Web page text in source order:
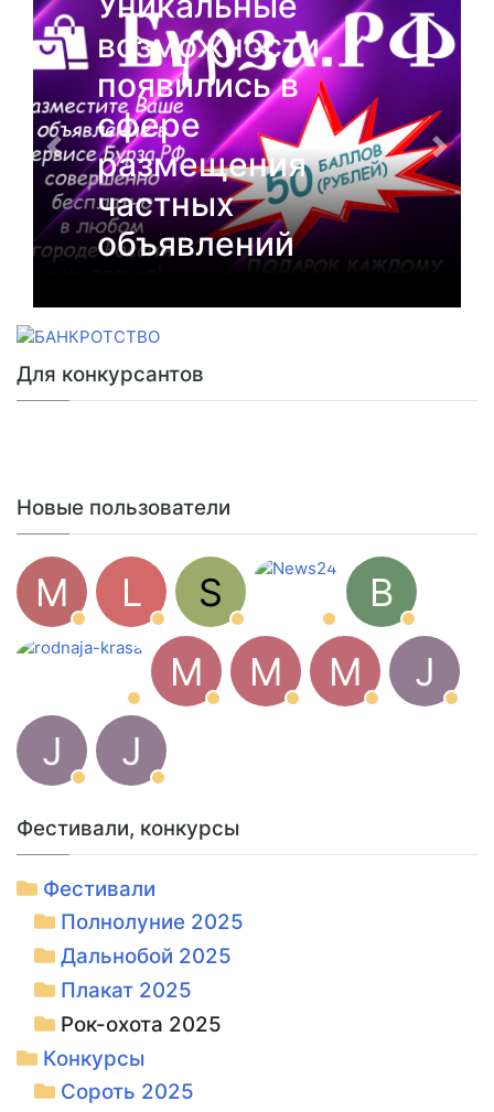
От РАДЭЛЬ
Фестивали и
конкурсы
РАДЭЛЬ в 2025
году
Для конкурсантов
Новые пользователи
M L S
B
M
M M
J
J
J
Фестивали, конкурсы
Фестивали
Полнолуние 2025
Дальнобой 2025
Плакат 2025
Рок-охота 2025
Конкурсы
Сороть 2025